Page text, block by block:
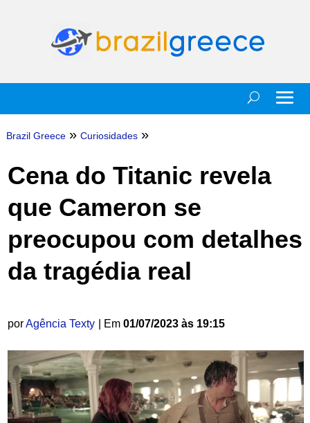
Brazil Greece » Curiosidades »
Cena do Titanic revela
que Cameron se
preocupou com detalhes
da tragédia real
porAgência Texty | Em 01/07/2023 às 19:15